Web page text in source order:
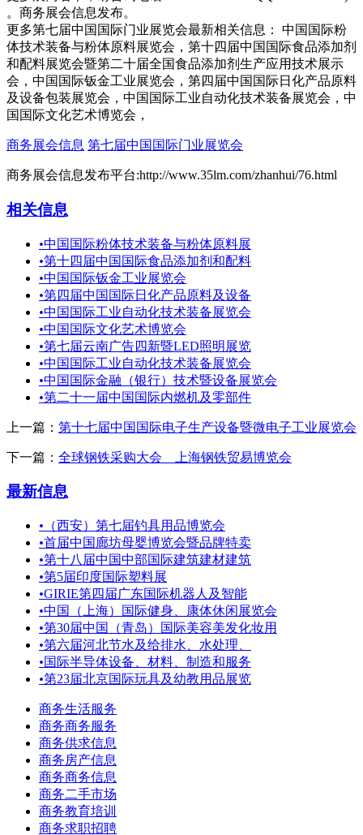
更多第七届中国国际门业展览会最新相关信息： 中国国际粉
体技术装备与粉体原料展览会，第十四届中国国际食品添加剂
和配料展览会暨第二十届全国食品添加剂生产应用技术展示
会，中国国际钣金工业展览会，第四届中国国际日化产品原料
及设备包装展览会，中国国际工业自动化技术装备展览会，中
国国际文化艺术博览会，
商务展会信息 第七届中国国际门业展览会
商务展会信息发布平台:http://www.35lm.com/zhanhui/76.html
相关信息
•中国国际粉体技术装备与粉体原料展
•第十四届中国国际食品添加剂和配料
•中国国际钣金工业展览会
•第四届中国国际日化产品原料及设备
•中国国际工业自动化技术装备展览会
•中国国际文化艺术博览会
•第七届云南广告四新暨LED照明展览
•中国国际工业自动化技术装备展览会
•中国国际金融（银行）技术暨设备展览会
•第二十一届中国国际内燃机及零部件
上一篇： 第十七届中国国际电子生产设备暨微电子工业展览会
下一篇： 全球钢铁采购大会 上海钢铁贸易博览会
最新信息
• （西安）第七届钓具用品博览会
•首届中国廊坊母婴博览会暨品牌特卖
•第十八届中国中部国际建筑建材建筑
•第5届印度国际塑料展
•GIRIE第四届广东国际机器人及智能
•中国（上海）国际健身、康体休闲展览会
•第30届中国（青岛）国际美容美发化妆用
•第六届河北节水及给排水、水处理、
•国际半导体设备、材料、制造和服务
•第23届北京国际玩具及幼教用品展览
商务生活服务
商务商务服务
商务供求信息
商务房产信息
商务商务信息
商务二手市场
商务教育培训
商务求职招聘